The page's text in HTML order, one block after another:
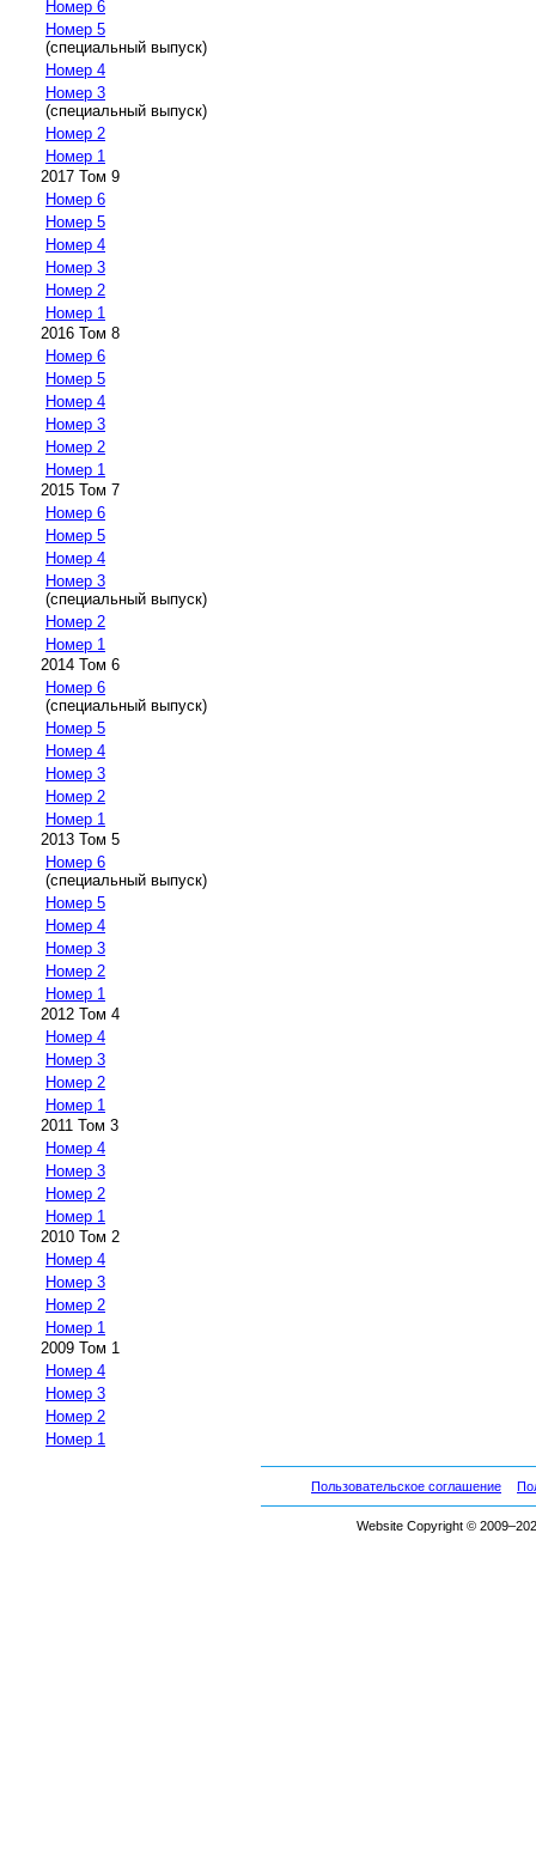
Номер 6
Номер 5
(специальный выпуск)
Номер 4
Номер 3
(специальный выпуск)
Номер 2
Номер 1
2017 Том 9
Номер 6
Номер 5
Номер 4
Номер 3
Номер 2
Номер 1
2016 Том 8
Номер 6
Номер 5
Номер 4
Номер 3
Номер 2
Номер 1
2015 Том 7
Номер 6
Номер 5
Номер 4
Номер 3
(специальный выпуск)
Номер 2
Номер 1
2014 Том 6
Номер 6
(специальный выпуск)
Номер 5
Номер 4
Номер 3
Номер 2
Номер 1
2013 Том 5
Номер 6
(специальный выпуск)
Номер 5
Номер 4
Номер 3
Номер 2
Номер 1
2012 Том 4
Номер 4
Номер 3
Номер 2
Номер 1
2011 Том 3
Номер 4
Номер 3
Номер 2
Номер 1
2010 Том 2
Номер 4
Номер 3
Номер 2
Номер 1
2009 Том 1
Номер 4
Номер 3
Номер 2
Номер 1
Пользовательское соглашение
Website Copyright ©